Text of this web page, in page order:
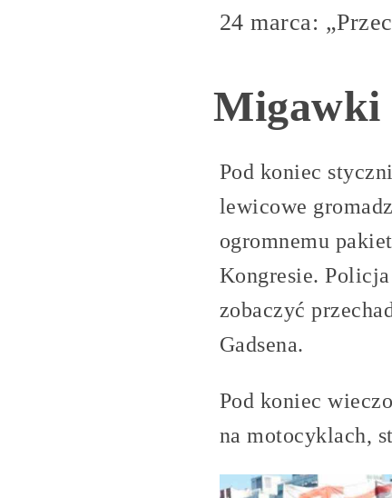
24 marca:
Migawki
Pod koniec
lewicowe
ogromnemu
Kongresie.
zobaczyć
Gadsena.
Pod koniec
na motocyklach,